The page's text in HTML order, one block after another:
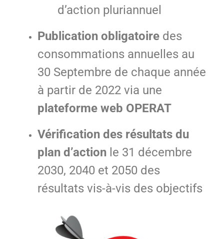
d’action pluriannuel
Publication obligatoire des
consommations annuelles au
30 Septembre de chaque année
à partir de 2022 via une
plateforme web OPERAT
Vérification des résultats du
plan d’action le 31 décembre
2030, 2040 et 2050 des
résultats vis-à-vis des objectifs